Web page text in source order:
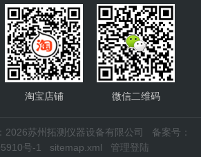
微信二维码
淘宝店铺
2026苏州拓测仪器设备有限公司 备案号：
号-1
sitemap.xml 管理登陆